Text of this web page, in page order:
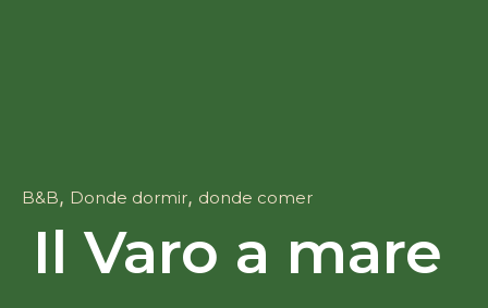
Il Varo a mare
B&B, Donde dormir, donde comer